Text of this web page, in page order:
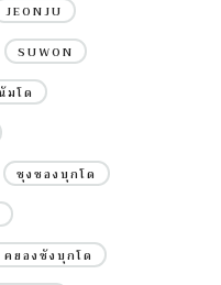
JEONJU
SUWON
มโด
ชุงชองบุกโด
ยองซังบุกโด